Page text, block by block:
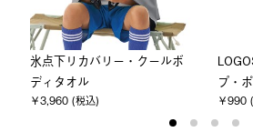
氷点下リカバリー・クールボ
ディタオル
￥3,960 (税込)
プ・
￥990